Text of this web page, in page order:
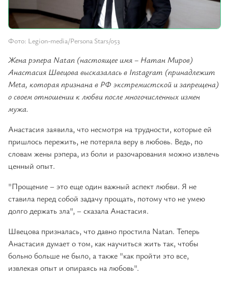
Фото: Legion-media/Persona Stars/053
Жена рэпера Natan (настоящее имя – Натан Миров)
Анастасия Швецова высказалась в Instagram (принадлежит
Meta, которая признана в РФ экстремистской и запрещена)
о своем отношении к любви после многочисленных измен
мужа.
Анастасия заявила, что несмотря на трудности, которые ей
пришлось пережить, не потеряла веру в любовь. Ведь, по
словам жены рэпера, из боли и разочарования можно извлечь
ценный опыт.
"Прощение – это еще один важный аспект любви. Я не
ставила перед собой задачу прощать, потому что не умею
долго держать зла", – сказала Анастасия.
Швецова призналась, что давно простила Natan. Теперь
Анастасия думает о том, как научиться жить так, чтобы
больно больше не было, а также "как пройти это все,
извлекая опыт и опираясь на любовь".